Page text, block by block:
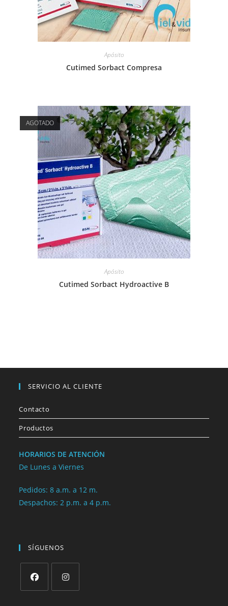
Apósito
Cutimed Sorbact Compresa
AGOTADO
Apósito
Cutimed Sorbact Hydroactive B
SERVICIO AL CLIENTE
Contacto
Productos
HORARIOS DE ATENCIÓN
De Lunes a Viernes
Pedidos: 8 a.m. a 12 m.
Despachos: 2 p.m. a 4 p.m.
SÍGUENOS